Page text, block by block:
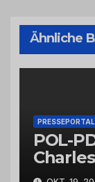
Ähnliche
PRESSEPORTAL
POL-
Bad